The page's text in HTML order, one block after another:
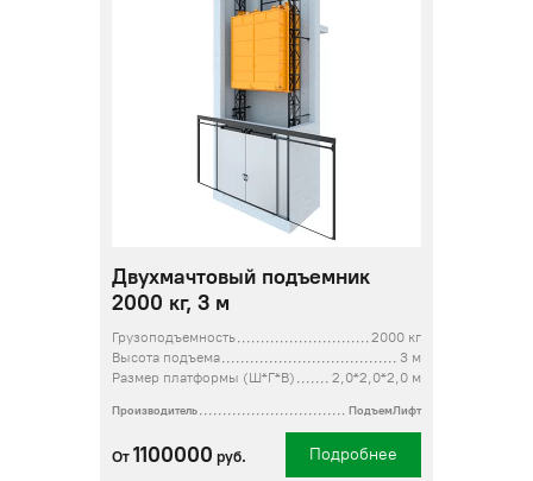
Двухмачтовый подъемник
2000 кг, 3 м
Грузоподъемность
2000 кг
Высота подъема
3 м
Размер платформы (Ш*Г*В)
2,0*2,0*2,0 м
Производитель ПодъемЛифт
От 1100000 руб. Подробнее